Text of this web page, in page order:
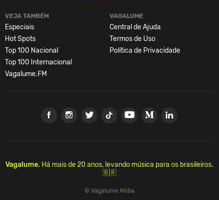
VEJA TAMBÉM
Especiais
Hot Spots
Top 100 Nacional
Top 100 Internacional
Vagalume.FM
VAGALUME
Central de Ajuda
Termos de Uso
Política de Privacidade
Vagalume. Há mais de 20 anos, levando música para os brasileiros.
🇧🇷
© Vagalume Mídia